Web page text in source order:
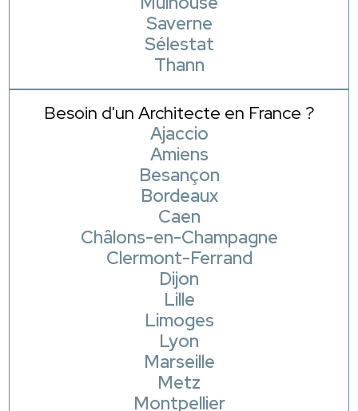
Saverne
Sélestat
Thann
Besoin d'un Architecte en France ?
Ajaccio
Amiens
Besançon
Bordeaux
Caen
Châlons-en-Champagne
Clermont-Ferrand
Dijon
Lille
Limoges
Lyon
Marseille
Metz
Montpellier